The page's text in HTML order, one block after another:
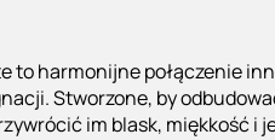
to harmonijne połączenie
Stworzone, by
im blask, miękkość i